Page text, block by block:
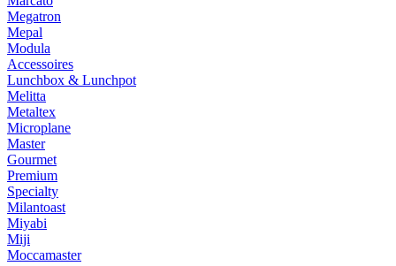
Megatron
Mepal
Modula
Accessoires
Lunchbox & Lunchpot
Melitta
Metaltex
Microplane
Master
Gourmet
Premium
Specialty
Milantoast
Miyabi
Miji
Moccamaster